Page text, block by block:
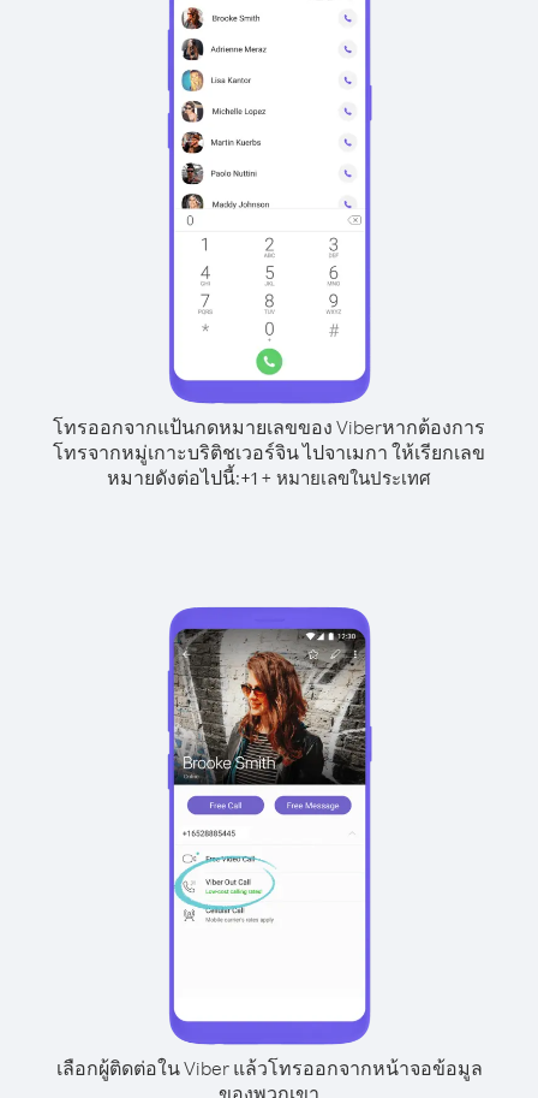
โทรออกจากแป้นกดหมายเลขของ Viberหากต้องการ
โทรจากหมู่เกาะบริติชเวอร์จิน ไปจาเมกา ให้เรียกเลข
หมายดังต่อไปนี้:+1 + หมายเลขในประเทศ
เลือกผู้ติดต่อใน Viber แล้วโทรออกจากหน้าจอข้อมูล
ของพวกเขา